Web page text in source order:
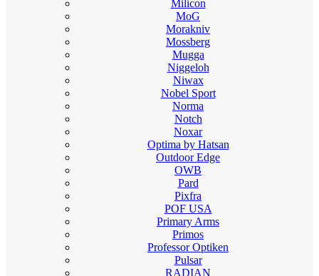
Milicon
MoG
Morakniv
Mossberg
Mugga
Niggeloh
Niwax
Nobel Sport
Norma
Notch
Noxar
Optima by Hatsan
Outdoor Edge
OWB
Pard
Pixfra
POF USA
Primary Arms
Primos
Professor Optiken
Pulsar
RADIAN